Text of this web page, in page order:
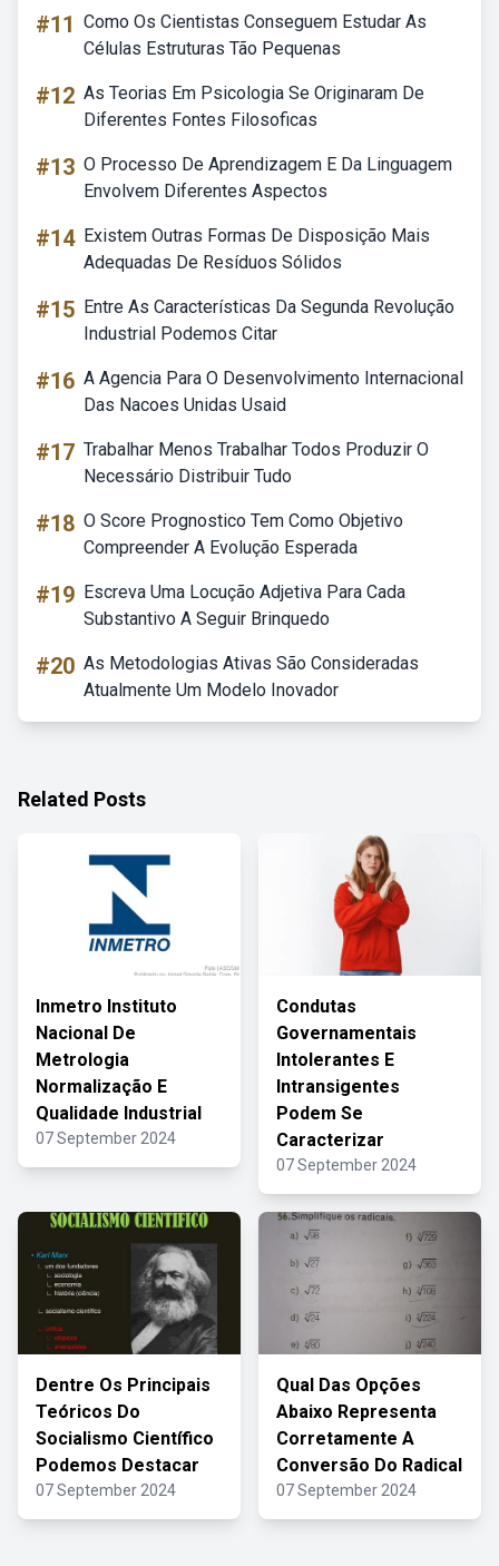
#11 Como Os Cientistas Conseguem Estudar As
Células Estruturas Tão Pequenas
#12 As Teorias Em Psicologia Se Originaram De
Diferentes Fontes Filosoficas
#13 O Processo De Aprendizagem E Da Linguagem
Envolvem Diferentes Aspectos
#14 Existem Outras Formas De Disposição Mais
Adequadas De Resíduos Sólidos
#15 Entre As Características Da Segunda Revolução
Industrial Podemos Citar
#16 A Agencia Para O Desenvolvimento Internacional
Das Nacoes Unidas Usaid
#17 Trabalhar Menos Trabalhar Todos Produzir O
Necessário Distribuir Tudo
#18 O Score Prognostico Tem Como Objetivo
Compreender A Evolução Esperada
#19 Escreva Uma Locução Adjetiva Para Cada
Substantivo A Seguir Brinquedo
#20 As Metodologias Ativas São Consideradas
Atualmente Um Modelo Inovador
Related Posts
Inmetro Instituto
Nacional De
Metrologia
Normalização E
Qualidade Industrial
07 September 2024
Condutas
Governamentais
Intolerantes E
Intransigentes
Podem Se
Caracterizar
07 September 2024
Dentre Os Principais
Teóricos Do
Socialismo Científico
Podemos Destacar
07 September 2024
Qual Das Opções
Abaixo Representa
Corretamente A
Conversão Do Radical
07 September 2024